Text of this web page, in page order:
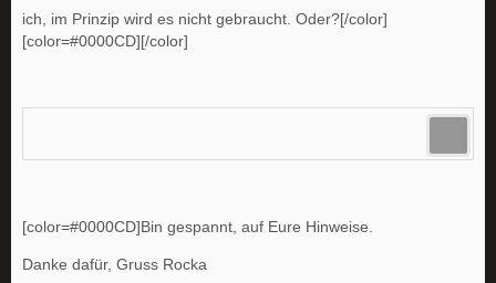
ich, im Prinzip wird es nicht gebraucht. Oder?[/color]
[color=#0000CD][/color]
[color=#0000CD]Bin gespannt, auf Eure Hinweise.
Danke dafür, Gruss Rocka